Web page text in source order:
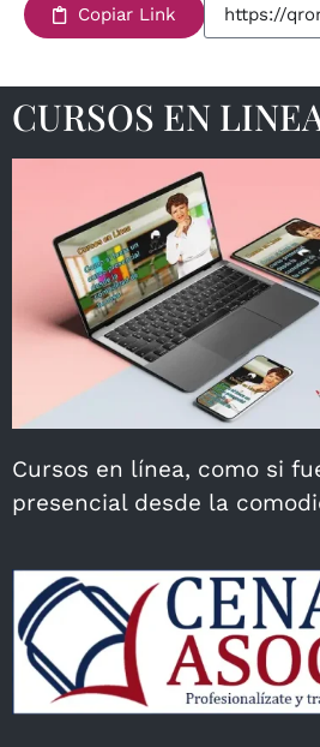
Copiar Link
CURSOS EN
Cursos en línea, como si
presencial desde la